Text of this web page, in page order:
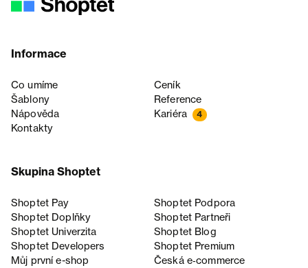
Informace
Co umíme
Ceník
Šablony
Reference
Nápověda
Kariéra 4
Kontakty
Skupina Shoptet
Shoptet Pay
Shoptet Podpora
Shoptet Doplňky
Shoptet Partneři
Shoptet Univerzita
Shoptet Blog
Shoptet Developers
Shoptet Premium
Můj první e-shop
Česká e‑commerce